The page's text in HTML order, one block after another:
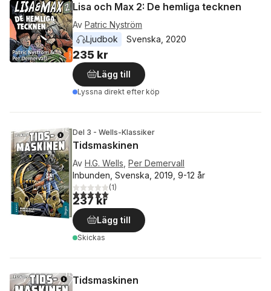
Lisa och Max 2: De hemliga tecknen
Av Patric Nyström
Ljudbok
Svenska 2020
235 kr
Lägg till
Lyssna direkt efter köp
Del 3 - Wells-Klassiker
Tidsmaskinen
Av H.G. Wells Per Demervall
Inbunden, Svenska, 2019, 9-12 år
5,0utav 5 stjärnor. Totalt antal röster:
(1)
237 kr
Lägg till
Skickas
Tidsmaskinen